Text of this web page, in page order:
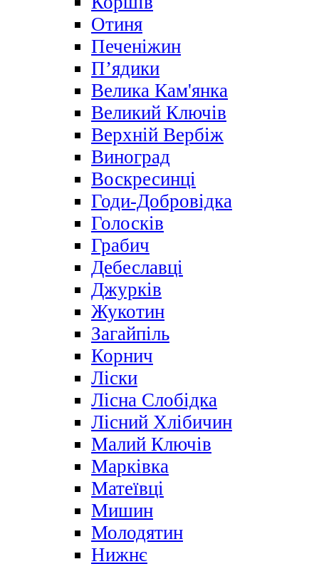
Отиня
Печеніжин
П’ядики
Велика Кам'янка
Великий Ключів
Верхній Вербіж
Виноград
Воскресинці
Годи-Добровідка
Голосків
Грабич
Дебеславці
Джурків
Жукотин
Загайпіль
Корнич
Ліски
Лісна Слобідка
Лісний Хлібичин
Малий Ключів
Марківка
Матеївці
Мишин
Молодятин
Нижнє